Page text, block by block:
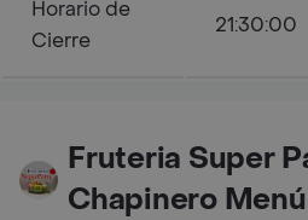
Horario de
Cierre
21:30:00
Fruteria Super
Chapinero